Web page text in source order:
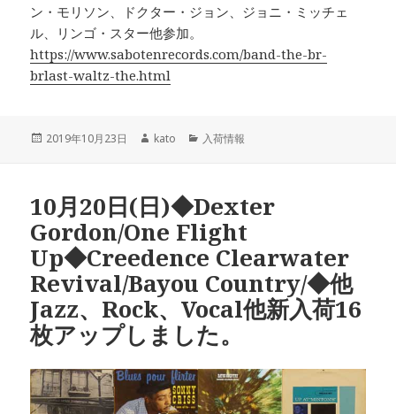
ン・モリソン、ドクター・ジョン、ジョニ・ミッチェ
ル、リンゴ・スター他参加。
https://www.sabotenrecords.com/band-the-br-
brlast-waltz-the.html
投
2019年10月23日
作
kato
カ
ー
入荷情報
10月20日(日)◆Dexter
Gordon/One Flight
Up◆Creedence Clearwater
Revival/Bayou Country/◆他
Jazz、Rock、Vocal他新入荷16
枚アップしました。